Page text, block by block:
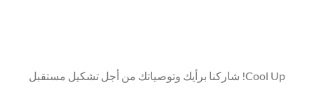
Cool Up! شاركنا برأيك وتوصياتك من أجل تشكيل مستقبل